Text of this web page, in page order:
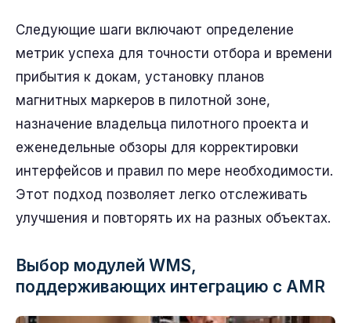
Следующие шаги включают определение
метрик успеха для точности отбора и времени
прибытия к докам, установку планов
магнитных маркеров в пилотной зоне,
назначение владельца пилотного проекта и
еженедельные обзоры для корректировки
интерфейсов и правил по мере необходимости.
Этот подход позволяет легко отслеживать
улучшения и повторять их на разных объектах.
Выбор модулей WMS,
поддерживающих интеграцию с AMR